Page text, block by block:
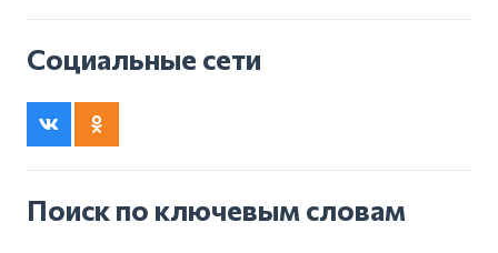
Социальные сети
Поиск по ключевым словам